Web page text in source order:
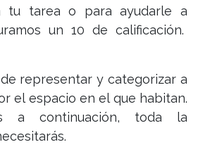
tu tarea o para ayudarle a
un 10 de calificación.
representar y categorizar a
el espacio en el que habitan.
a continuación, toda la